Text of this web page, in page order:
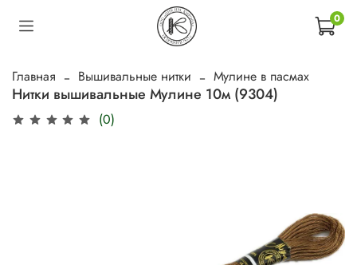
0
Главная Вышивальные нитки Мулине в пасмах
Нитки вышивальные Мулине 10м (9304)
(0)